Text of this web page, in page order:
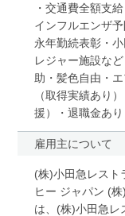
・交通費全額支
インフルエンザ
永年勤続表彰・
レジャー施設な
助・髪色自由・
（取得実績あり
援）・退職金あり
雇用主について
(株)小田急レスト
ヒー ジャパン (
は、(株)小田急レ